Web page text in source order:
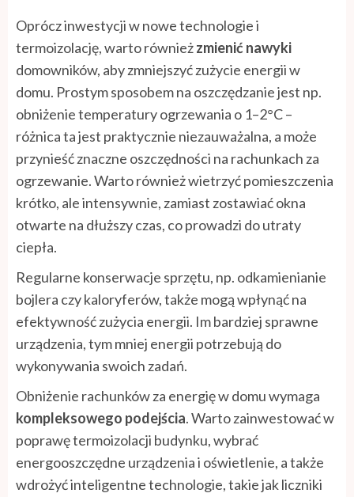
Oprócz inwestycji w nowe technologie i
termoizolację, warto równieżzmienić nawyki
domowników, aby zmniejszyć zużycie energii w
domu. Prostym sposobem na oszczędzanie jest np.
obniżenie temperatury ogrzewania o 1–2°C –
różnica ta jest praktycznie niezauważalna, a może
przynieść znaczne oszczędności na rachunkach za
ogrzewanie. Warto również wietrzyć pomieszczenia
krótko, ale intensywnie, zamiast zostawiać okna
otwarte na dłuższy czas, co prowadzi do utraty
ciepła.
Regularne konserwacje sprzętu, np. odkamienianie
bojlera czy kaloryferów, także mogą wpłynąć na
efektywność zużycia energii. Im bardziej sprawne
urządzenia, tym mniej energii potrzebują do
wykonywania swoich zadań.
Obniżenie rachunków za energię w domu wymaga
kompleksowego podejścia. Warto zainwestować w
poprawę termoizolacji budynku, wybrać
energooszczędne urządzenia i oświetlenie, a także
wdrożyć inteligentne technologie, takie jak liczniki